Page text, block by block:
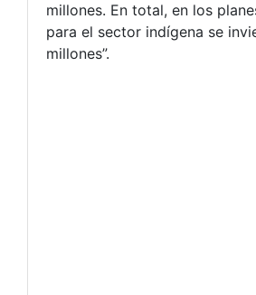
millones. En total, en los
para el sector indígena se
millones”.